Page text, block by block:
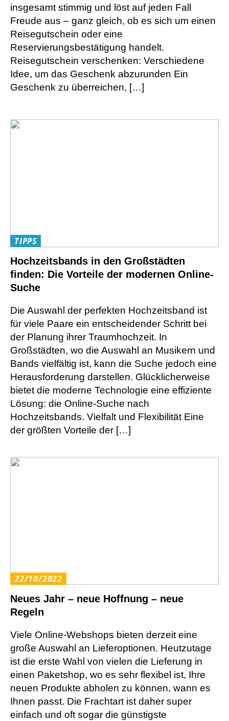
insgesamt stimmig und löst auf jeden Fall
Freude aus – ganz gleich, ob es sich um einen
Reisegutschein oder eine
Reservierungsbestätigung handelt.
Reisegutschein verschenken: Verschiedene
Idee, um das Geschenk abzurunden Ein
Geschenk zu überreichen, […]
TIPPS
Hochzeitsbands in den Großstädten
finden: Die Vorteile der modernen Online-
Suche
Die Auswahl der perfekten Hochzeitsband ist
für viele Paare ein entscheidender Schritt bei
der Planung ihrer Traumhochzeit. In
Großstädten, wo die Auswahl an Musikern und
Bands vielfältig ist, kann die Suche jedoch eine
Herausforderung darstellen. Glücklicherweise
bietet die moderne Technologie eine effiziente
Lösung: die Online-Suche nach
Hochzeitsbands. Vielfalt und Flexibilität Eine
der größten Vorteile der […]
22/10/2022
Neues Jahr – neue Hoffnung – neue
Regeln
Viele Online-Webshops bieten derzeit eine
große Auswahl an Lieferoptionen. Heutzutage
ist die erste Wahl von vielen die Lieferung in
einen Paketshop, wo es sehr flexibel ist, Ihre
neuen Produkte abholen zu können, wann es
Ihnen passt. Die Frachtart ist daher super
einfach und oft sogar die günstigste